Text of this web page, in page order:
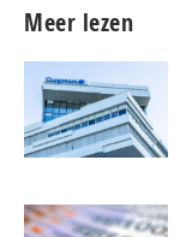
Meer lezen